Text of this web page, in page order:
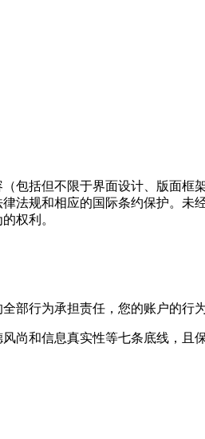
包括但不限于界面设计、版面框
法规和相应的国际条约保护。未
权利。
部行为承担责任，您的账户的行
和信息真实性等七条底线，且